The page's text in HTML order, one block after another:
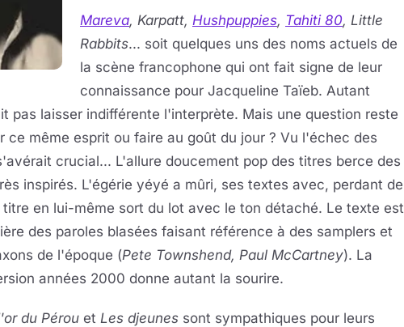
Mareva, Karpatt, Hushpuppies, Tahiti 80, Little
Rabbits... soit quelques uns des noms actuels de
la scène francophone qui ont fait signe de leur
connaissance pour Jacqueline Taïeb. Autant
pas laisser indifférente l'interprète. Mais une question reste
ce même esprit ou faire au goût du jour ? Vu l'échec des
crucial... L'allure doucement pop des titres berce des
inspirés. L'égérie yéyé a mûri, ses textes avec, perdant de
titre en lui-même sort du lot avec le ton détaché. Le texte est
des paroles blasées faisant référence à des samplers et
de l'époque (Pete Townshend, Paul McCartney). La
années 2000 donne autant la sourire.
du Pérou et Les djeunes sont sympathiques pour leurs